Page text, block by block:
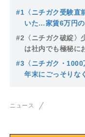
#1 〈ニチガク受験
いた…家賃6万円
住民は「あの人が
#2 〈ニチガク破綻
は社内でも極秘に
営破綻“本当の理
#3 〈ニチガク・
年末にごっそりな
ニュース